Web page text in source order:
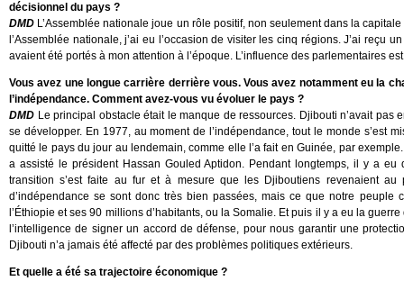
décisionnel du pays ?
DMD L’Assemblée nationale joue un rôle positif, non seulement dans la
l’Assemblée nationale, j’ai eu l’occasion de visiter les cinq régions. J’ai
avaient été portés à mon attention à l’époque. L’influence des parlementaires
Vous avez une longue carrière derrière vous. Vous avez notamment eu la
l’indépendance. Comment avez-vous vu évoluer le pays ?
DMD Le principal obstacle était le manque de ressources. Djibouti n’avait
se développer. En 1977, au moment de l’indépendance, tout le monde s’est
quitté le pays du jour au lendemain, comme elle l’a fait en Guinée, par
a assisté le président Hassan Gouled Aptidon. Pendant longtemps, il y a
transition s’est faite au fur et à mesure que les Djiboutiens revenaient
d’indépendance se sont donc très bien passées, mais ce que notre peuple
l’Éthiopie et ses 90 millions d’habitants, ou la Somalie. Et puis il y a eu la
l’intelligence de signer un accord de défense, pour nous garantir une
Djibouti n’a jamais été affecté par des problèmes politiques extérieurs.
Et quelle a été sa trajectoire économique ?